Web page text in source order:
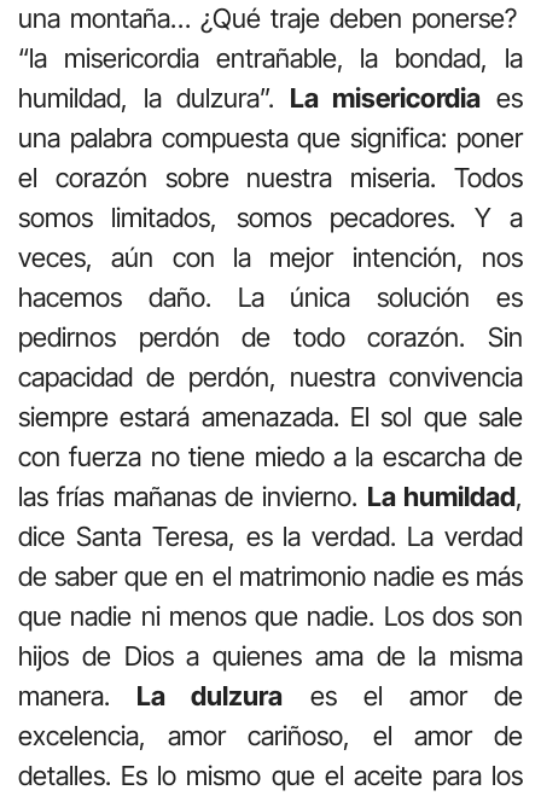
una montaña… ¿Qué traje deben ponerse?
“la misericordia entrañable, la bondad, la
humildad, la dulzura”. La misericordia es
una palabra compuesta que significa: poner
el corazón sobre nuestra miseria. Todos
somos limitados, somos pecadores. Y a
veces, aún con la mejor intención, nos
hacemos daño. La única solución es
pedirnos perdón de todo corazón. Sin
capacidad de perdón, nuestra convivencia
siempre estará amenazada. El sol que sale
con fuerza no tiene miedo a la escarcha de
las frías mañanas de invierno. La humildad,
dice Santa Teresa, es la verdad. La verdad
de saber que en el matrimonio nadie es más
que nadie ni menos que nadie. Los dos son
hijos de Dios a quienes ama de la misma
manera. La dulzura es el amor de
excelencia, amor cariñoso, el amor de
detalles. Es lo mismo que el aceite para los